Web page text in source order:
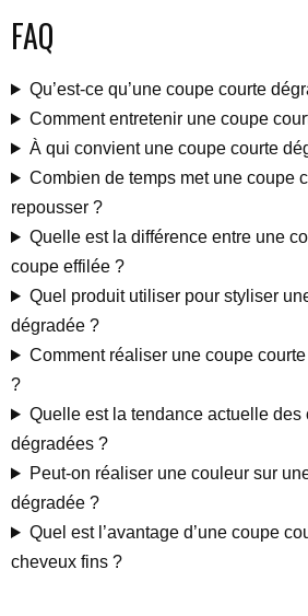
FAQ
Qu’est-ce qu’une coupe courte
Comment entretenir une coupe
À qui convient une coupe courte
Combien de temps met une coupe
repousser ?
Quelle est la différence entre une
coupe effilée ?
Quel produit utiliser pour styliser
dégradée ?
Comment réaliser une coupe
?
Quelle est la tendance actuelle des
dégradées ?
Peut-on réaliser une couleur sur
dégradée ?
Quel est l’avantage d’une coupe
cheveux fins ?